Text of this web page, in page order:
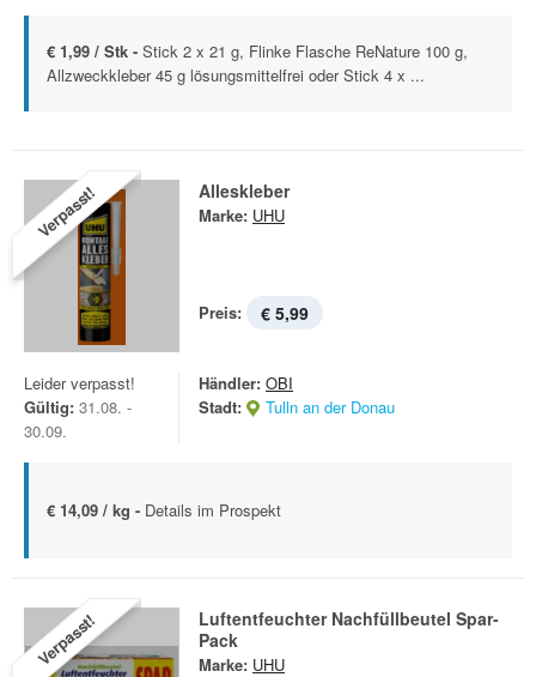
€ 1,99 / Stk - Stick 2 x 21 g, Flinke Flasche ReNature 100 g,
Allzweckkleber 45 g lösungsmittelfrei oder Stick 4 x ...
Verpasst! Alleskleber
Marke: UHU
Preis: € 5,99
Leider verpasst!
Gültig: 31.08. -
30.09.
Händler: OBI
Stadt:
Tulln an der Donau
€ 14,09 / kg - Details im Prospekt
Verpasst!
Luftentfeuchter Nachfüllbeutel Spar-
Pack
Marke: UHU